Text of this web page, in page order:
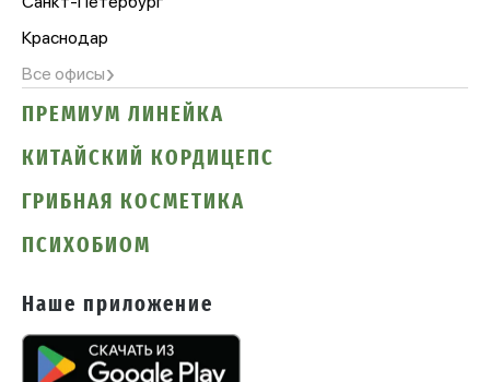
Краснодар
Все офисы›
ПРЕМИУМ ЛИНЕЙКА
КИТАЙСКИЙ КОРДИЦЕПС
ГРИБНАЯ КОСМЕТИКА
ПСИХОБИОМ
Наше приложение